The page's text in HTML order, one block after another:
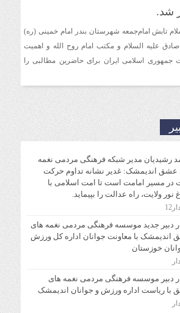
فرهنگی مردمی نغمه های عشق
اداره کل ورزش و جوانان
مردمی نغمه های عشق با ریاست
با عنوان کافه شادی مهدوی به
فجر و هفته ی جوان در اندیمشک
زمان (عج) و جشن فجر انقلاب
اندیمشک برگزار شد.
مهدویت شبکه فرهنگی مردمی نغمه
شد.
تابش امام‌جمعه شهرستان بندر امام خمینی (ره)
علیه السلام و مکتب امام روح الله و اهمیت
جمهوری اسلامی ایران برای حاضرین مطالبی را
رشیدیان مدیر شبکه فرهنگی مردمی نغمه
عشق اندیمشک: غدیر نشانه تداوم حرکت
در مسیر امامت است تا امت اسلامی با
نور ولایت، راه عدالت را بپیماید.
دبیر جدید موسسه فرهنگی مردمی نغمه های
اندیمشک با معاونت جوانان اداره کل ورزش
خوزستان
دبیر موسسه فرهنگی مردمی نغمه های
با ریاست اداره ورزش و جوانان اندیمشک